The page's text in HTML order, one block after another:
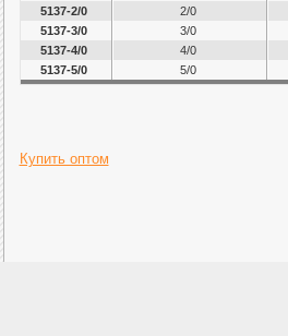
5137-2/0
2/0
5137-3/0
3/0
5137-4/0
4/0
5137-5/0
5/0
Купить оптом